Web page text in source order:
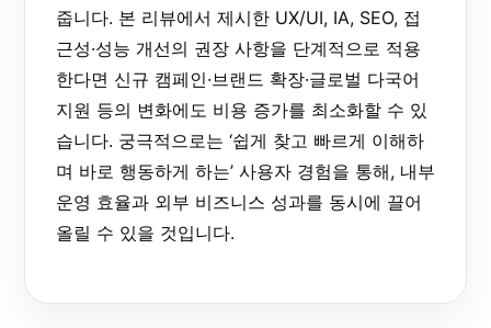
줍니다. 본 리뷰에서 제시한 UX/UI, IA, SEO, 접
근성·성능 개선의 권장 사항을 단계적으로 적용
한다면 신규 캠페인·브랜드 확장·글로벌 다국어
지원 등의 변화에도 비용 증가를 최소화할 수 있
습니다. 궁극적으로는 ‘쉽게 찾고 빠르게 이해하
며 바로 행동하게 하는’ 사용자 경험을 통해, 내부
운영 효율과 외부 비즈니스 성과를 동시에 끌어
올릴 수 있을 것입니다.